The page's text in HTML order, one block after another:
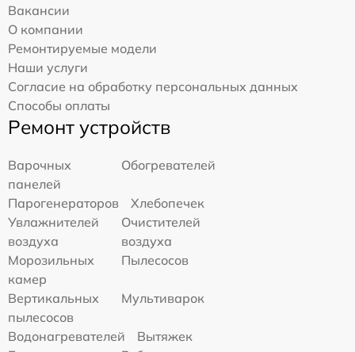
Вакансии
О компании
Ремонтируемые модели
Наши услуги
Согласие на обработку персональных данных
Способы оплаты
Ремонт устройств
Варочных
панелей
Обогревателей
Парогенераторов
Хлебопечек
Увлажнителей
воздуха
Очистителей
воздуха
Морозильных
камер
Пылесосов
Вертикальных
пылесосов
Мультиварок
Водонагревателей
Вытяжек